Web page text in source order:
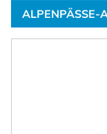
ALPENPÄSSE-